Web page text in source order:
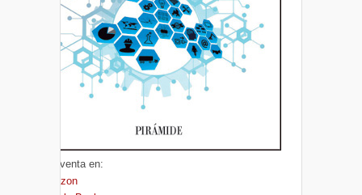
A la venta en:
Amazon